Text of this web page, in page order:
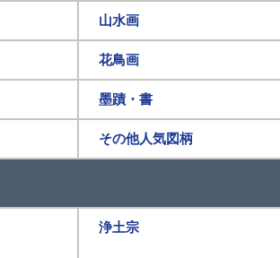
山水画
花鳥画
墨蹟・書
その他人気図柄
浄土宗